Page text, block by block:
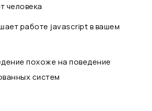
человека
работе javascript в вашем
похоже на поведение
систем